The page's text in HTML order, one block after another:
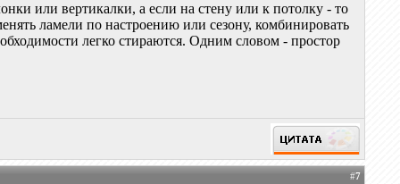
или вертикалки, а если на стену или к потолку - то
ламели по настроению или сезону, комбинировать
легко стираются. Одним словом - простор
#7